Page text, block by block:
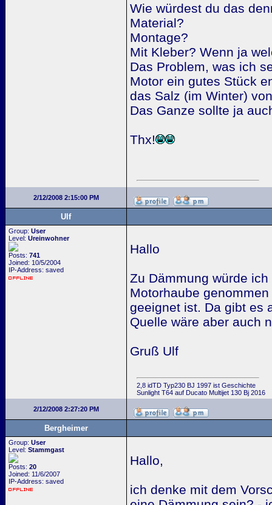
Wie würdest du das
Material?
Montage?
Mit Kleber? Wenn ja
Das Problem, was ich
Motor ein gutes Stück
das Salz (im Winter)
Das Ganze sollte ja
Thx!
2/12/2008 2:15:00 PM
Ulf
Group: User
Level: Ureinwohner
Posts: 741
Joined: 10/5/2004
IP-Address: saved
Hallo
Zu Dämmung würde
Motorhaube
geeignet ist. Da gibt es
Quelle wäre aber auch
Gruß Ulf
2,8 idTD Typ230 BJ 1997 ist Geschichte
Sunlight T64 auf Ducato Multijet 130 Bj 2016
2/12/2008 2:27:20 PM
Bergheimer
Group: User
Level: Stammgast
Posts: 20
Joined: 11/6/2007
IP-Address: saved
Hallo,
ich denke mit dem